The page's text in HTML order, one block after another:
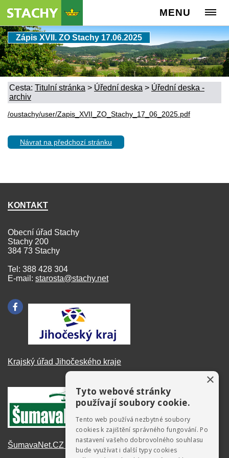
MENU
Zápis XVII. ZO Stachy 17.06.2025
Cesta: Titulní stránka > Úřední deska > Úřední deska -
archiv
/oustachy/user/Zapis_XVII_ZO_Stachy_17_06_2025.pdf
Návrat na předchozí stránku
KONTAKT
Obecní úřad Stachy
Stachy 200
384 73 Stachy
Tel: 388 428 304
E-mail: starosta@stachy.net
Krajský úřad Jihočeského kraje
ŠumavaNet.CZ - informace o regionu
×
Tyto webové stránky
používají soubory cookie.
Tento web používá nezbytné soubory
cookies k zajištění správného fungování. Po
nastavení vašeho dobrovolného souhlasu
bude využívat i další typy cookies